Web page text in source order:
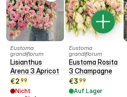
Eustoma
grandiflorum
Lisianthus
Arena 3 Apricot
€2 99
Nicht
Eustoma
grandiflorum
Eustoma Rosita
3 Champagne
€3 99
Auf Lager